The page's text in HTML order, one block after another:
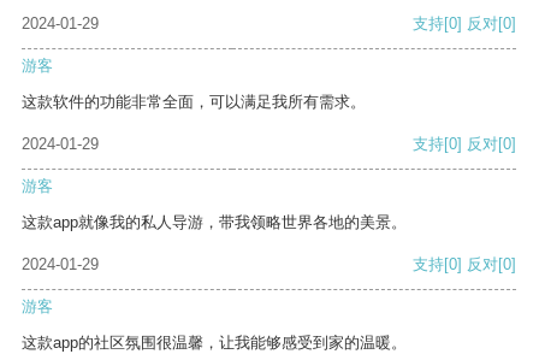
2024-01-29
支持[0] 反对[0]
游客
这款软件的功能非常全面，可以满足我所有需求。
2024-01-29 支持[0] 反对[0]
游客
这款app就像我的私人导游，带我领略世界各地的美景。
2024-01-29 支持[0] 反对[0]
游客
这款app的社区氛围很温馨，让我能够感受到家的温暖。